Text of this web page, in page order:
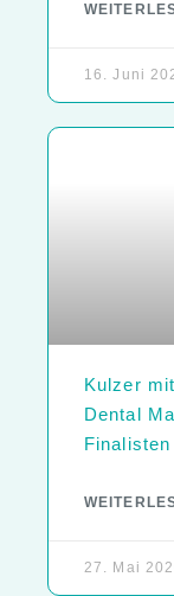
16. Juni
Kulzer
Dental
Finalisten
27. Mai